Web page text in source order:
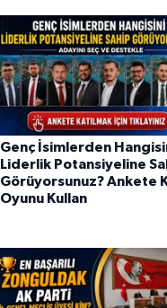
Genç İsimlerden
Liderlik Potansiyeline
Görüyorsunuz? Ankete
Oyunu Kullan